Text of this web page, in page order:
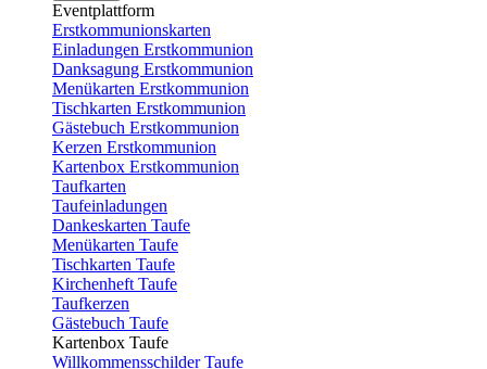
Eventplattform
Erstkommunionskarten
Einladungen Erstkommunion
Danksagung Erstkommunion
Menükarten Erstkommunion
Tischkarten Erstkommunion
Gästebuch Erstkommunion
Kerzen Erstkommunion
Kartenbox Erstkommunion
Taufkarten
Taufeinladungen
Dankeskarten Taufe
Menükarten Taufe
Tischkarten Taufe
Kirchenheft Taufe
Taufkerzen
Gästebuch Taufe
Kartenbox Taufe
Willkommensschilder Taufe